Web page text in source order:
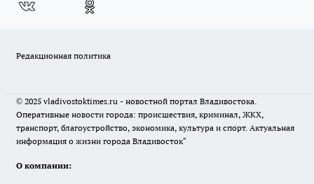
Редакционная политика
© 2025 vladivostoktimes.ru - новостной портал Владивостока.
Оперативные новости города: происшествия, криминал, ЖКХ,
транспорт, благоустройство, экономика, культура и спорт. Актуальная
информация о жизни города Владивосток"
О компании: